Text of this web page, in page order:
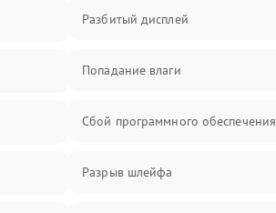
Разбитый дисплей
Попадание влаги
Сбой программного обеспечения
Разрыв шлейфа